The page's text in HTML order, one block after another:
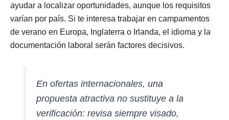
ayudar a localizar oportunidades, aunque los requisitos
varían por país. Si te interesa trabajar en campamentos
de verano en Europa, Inglaterra o Irlanda, el idioma y la
documentación laboral serán factores decisivos.
En ofertas internacionales, una
propuesta atractiva no sustituye a la
verificación: revisa siempre visado,